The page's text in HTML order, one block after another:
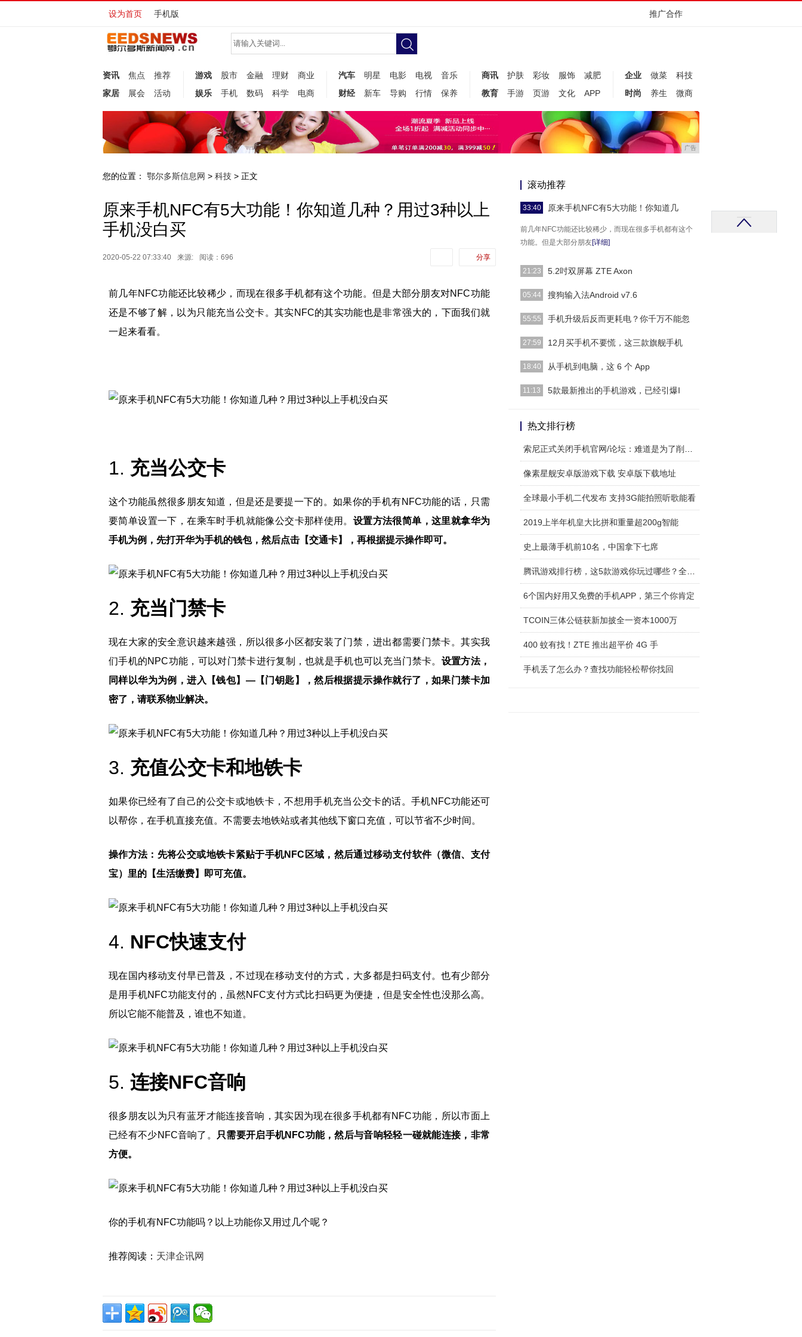
设为首页 手机版 推广合作
资讯 焦点
推荐
家居
展会 活动
游戏 股市 金融 理财
商业
娱乐
手机 数码 科学 电商
汽车 明星 电影 电视
音乐
财经
新车 导购 行情 保养
商讯 护肤 彩妆 服饰
减肥
教育
手游 页游 文化 APP
企业 做菜
科技
时尚
养生 微商
广告
您的位置： 鄂尔多斯信息网 > 科技 > 正文
原来手机NFC有5大功能！你知道几种？用过3种以上
手机没白买
2020-05-22 07:33:40 来源: 阅读：696 分享
前几年NFC功能还比较稀少，而现在很多手机都有这个功能。但是大部分朋友对NFC功能
还是不够了解，以为只能充当公交卡。其实NFC的其实功能也是非常强大的，下面我们就
一起来看看。
1. 充当公交卡
这个功能虽然很多朋友知道，但是还是要提一下的。如果你的手机有NFC功能的话，只需
要简单设置一下，在乘车时手机就能像公交卡那样使用。 设置方法很简单，这里就拿华为
手机为例，先打开华为手机的钱包，然后点击【交通卡】，再根据提示操作即可。
2. 充当门禁卡
现在大家的安全意识越来越强，所以很多小区都安装了门禁，进出都需要门禁卡。其实我
们手机的NPC功能，可以对门禁卡进行复制，也就是手机也可以充当门禁卡。 设置方法，
同样以华为为例，进入【钱包】—【门钥匙】，然后根据提示操作就行了，如果门禁卡加
密了，请联系物业解决。
3. 充值公交卡和地铁卡
如果你已经有了自己的公交卡或地铁卡，不想用手机充当公交卡的话。手机NFC功能还可
以帮你，在手机直接充值。不需要去地铁站或者其他线下窗口充值，可以节省不少时间。
操作方法：先将公交或地铁卡紧贴于手机NFC区域，然后通过移动支付软件（微信、支付
宝）里的【生活缴费】即可充值。
4. NFC快速支付
现在国内移动支付早已普及，不过现在移动支付的方式，大多都是扫码支付。也有少部分
是用手机NFC功能支付的，虽然NFC支付方式比扫码更为便捷，但是安全性也没那么高。
所以它能不能普及，谁也不知道。
5. 连接NFC音响
很多朋友以为只有蓝牙才能连接音响，其实因为现在很多手机都有NFC功能，所以市面上
已经有不少NFC音响了。
只需要开启手机NFC功能，然后与音响轻轻一碰就能连接，非常
方便。
你的手机有NFC功能吗？以上功能你又用过几个呢？
推荐阅读： 天津企讯网
滚动推荐
33:40 原来手机NFC有5大功能！你知道几
前几年NFC功能还比较稀少，而现在很多手机都有这个
功能。但是大部分朋友[详细]
21:23 5.2吋双屏幕 ZTE Axon
在美国正式发表天机系列新机ZTEAxonM。主打拥有可折
05:44 搜狗输入法Android v7.6
“so easy，妈妈再也不用担心我的学习了！”这句令当年
55:55 手机升级后反而更耗电？你千万不能忽
每次手机更新后，都会出现系统更耗电的情况，甚至某些
27:59 12月买手机不要慌，这三款旗舰手机
魅族16最具特点就是它的外观设计，因为魅族16并没有
18:40 从手机到电脑，这 6 个 App
我们知道，macOSMojave动态壁纸，可以帮你「自动」
11:13 5款最新推出的手机游戏，已经引爆I
喜欢[详细]
热文排行榜
像素星舰安卓版游戏下载 安卓版下载地址
全球最小手机二代发布 支持3G能拍照听歌能看
2019上半年机皇大比拼和重量超200g智能
史上最薄手机前10名，中国拿下七席
6个国内好用又免费的手机APP，第三个你肯定
TCOIN三体公链获新加披全一资本1000万
400 蚊有找！ZTE 推出超平价 4G 手
手机丢了怎么办？查找功能轻松帮你找回